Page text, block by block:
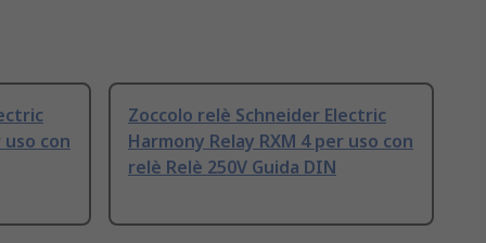
uso con
Zoccolo relè Schneider Electric
Harmony Relay RXM 4 per uso con
relè Relè 250V Guida DIN